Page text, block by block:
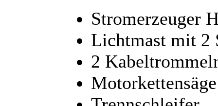
Stromerzeuger
Lichtmast mit 2
2
Motorkettensäge